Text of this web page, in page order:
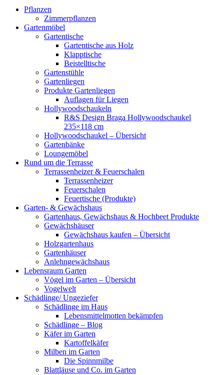
Pflanzen
Zimmerpflanzen
Gartenmöbel
Gartentische
Gartentische aus Holz
Klapptische
Beistelltische
Gartenstühle
Gartenliegen
Produkte Gartenliegen
Auflagen für Liegen
Hollywoodschaukeln
R&S Design Braga Hollywoodschaukel
235×118 cm
Hollywoodschaukel – Übersicht
Gartenbänke
Loungemöbel
Rund um die Terrasse
Terrassenheizer & Feuerschalen
Terrassenheizer
Feuerschalen
Feuertische (Produkte)
Garten- & Gewächshaus
Gartenhaus, Gewächshaus & Hochbeet Produkte
Gewächshäuser
Gewächshaus kaufen – Übersicht
Holzgartenhaus
Gartenhäuser
Anlehngewächshaus
Lebensraum Garten
Vögel im Garten – Übersicht
Vogelwelt
Schädlinge/ Ungeziefer
Schädlinge im Haus
Lebensmittelmotten bekämpfen
Schädlinge – Blog
Käfer im Garten
Kartoffelkäfer
Milben im Garten
Die Spinnmilbe
Blattläuse und Co. im Garten